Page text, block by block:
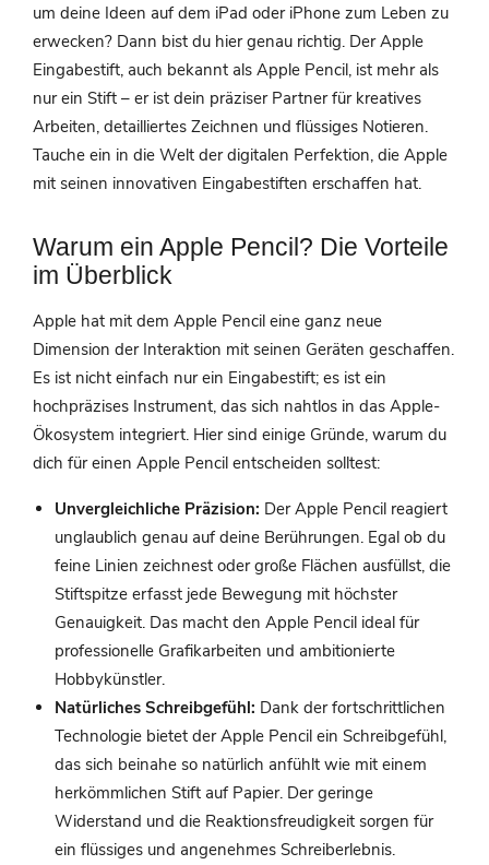
um deine Ideen auf dem iPad oder iPhone zum Leben zu
erwecken? Dann bist du hier genau richtig. Der Apple
Eingabestift, auch bekannt als Apple Pencil, ist mehr als
nur ein Stift – er ist dein präziser Partner für kreatives
Arbeiten, detailliertes Zeichnen und flüssiges Notieren.
Tauche ein in die Welt der digitalen Perfektion, die Apple
mit seinen innovativen Eingabestiften erschaffen hat.
Warum ein Apple Pencil? Die Vorteile
im Überblick
Apple hat mit dem Apple Pencil eine ganz neue
Dimension der Interaktion mit seinen Geräten geschaffen.
Es ist nicht einfach nur ein Eingabestift; es ist ein
hochpräzises Instrument, das sich nahtlos in das Apple-
Ökosystem integriert. Hier sind einige Gründe, warum du
dich für einen Apple Pencil entscheiden solltest:
Unvergleichliche Präzision: Der Apple Pencil reagiert
unglaublich genau auf deine Berührungen. Egal ob du
feine Linien zeichnest oder große Flächen ausfüllst, die
Stiftspitze erfasst jede Bewegung mit höchster
Genauigkeit. Das macht den Apple Pencil ideal für
professionelle Grafikarbeiten und ambitionierte
Hobbykünstler.
Natürliches Schreibgefühl: Dank der fortschrittlichen
Technologie bietet der Apple Pencil ein Schreibgefühl,
das sich beinahe so natürlich anfühlt wie mit einem
herkömmlichen Stift auf Papier. Der geringe
Widerstand und die Reaktionsfreudigkeit sorgen für
ein flüssiges und angenehmes Schreiberlebnis.